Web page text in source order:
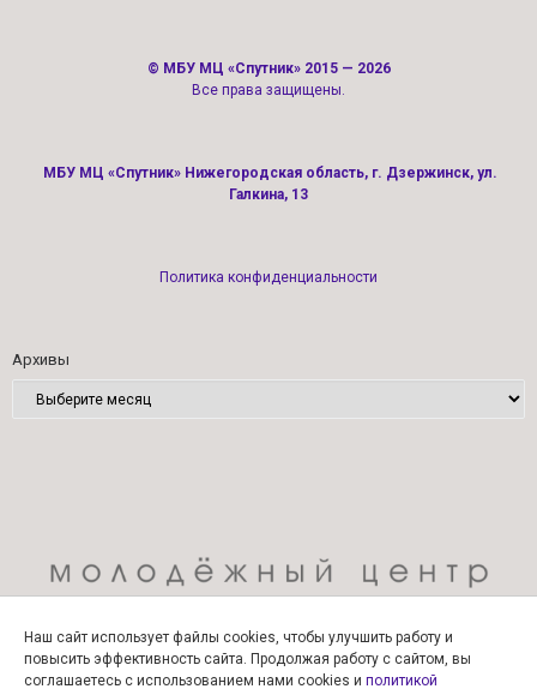
© МБУ МЦ «Спутник» 2015 — 2026
Все права защищены.
МБУ МЦ «Спутник» Нижегородская область, г. Дзержинск, ул.
Галкина, 13
Политика конфиденциальности
Архивы
Наш сайт использует файлы cookies, чтобы улучшить работу и
повысить эффективность сайта. Продолжая работу с сайтом, вы
соглашаетесь с использованием нами cookies и политикой